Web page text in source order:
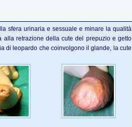
sfera urinaria e sessuale e minare la qualità
alla retrazione della cute del prepuzio e getto
di leopardo che coinvolgono il glande, la cute